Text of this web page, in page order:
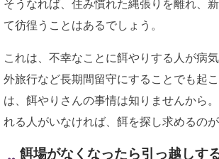
そうなれば、住み慣れた縄張りを離れ、
て彷徨うことはあるでしょう。
これは、不幸なことに餌やりする人が病
外旅行など長期間留守にすることでも起
は、餌やりさんの事情は知りませんから
れる人がいなければ、餌を探し求めるのが
餌場がなくなったら引っ越しす